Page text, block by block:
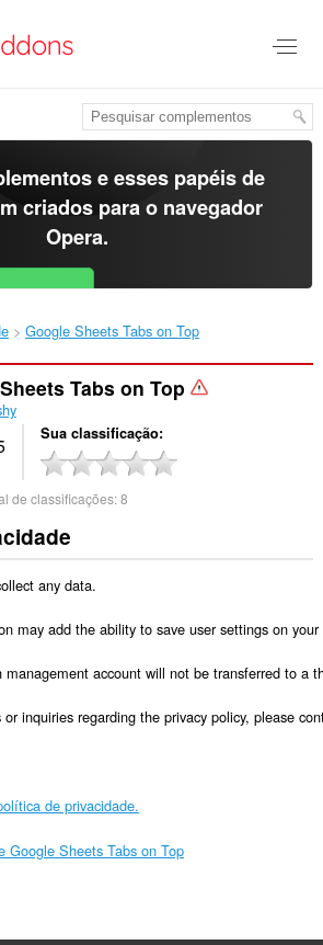
e esses papéis de
criados para o navegador
Opera.
o Opera Free for Android
Google Sheets Tabs on Top‎
Tabs on Top
Sua classificação
de classificações:8
any data.
may add the ability to save user settings on
account will not be transferred to a
inquiries regarding the privacy policy, please
de privacidade.
Google Sheets Tabs on Top